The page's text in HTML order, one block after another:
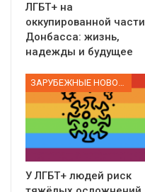
ЛГБТ+ на
оккупированной части
Донбасса: жизнь,
надежды и будущее
ЗАРУБЕЖНЫЕ НОВОСТИ
У ЛГБТ+ людей риск